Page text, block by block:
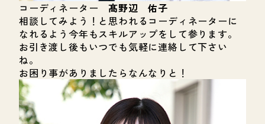
コーディネーター髙野辺 佑子
相談してみよう！と思われるコーディネーターに
なれるよう今年もスキルアップをして参ります。
お引き渡し後もいつでも気軽に連絡して下さい
ね。
お困り事がありましたらなんなりと！